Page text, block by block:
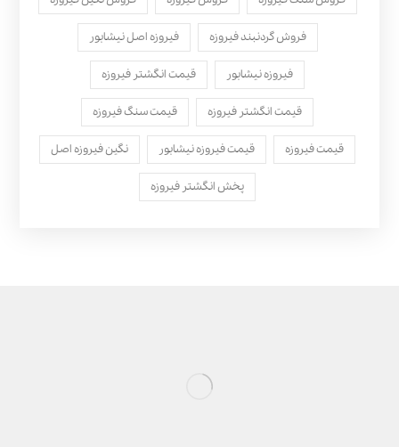
فروش گردنبند فیروزه فیروزه اصل نیشابور
فیروزه نیشابور قیمت انگشتر فیروزه
قیمت انگشتر فیروزه قیمت سنگ فیروزه
قیمت فیروزه قیمت فیروزه نیشابور نگین فیروزه اصل
پخش انگشتر فیروزه